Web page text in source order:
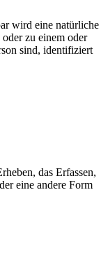
wird eine natürliche
zu einem oder
sind, identifiziert
das Erfassen,
eine andere Form